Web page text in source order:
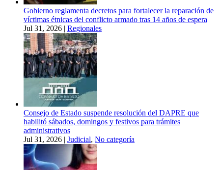
Gobierno reglamenta decretos para fortalecer la reparación de
víctimas étnicas del conflicto armado tras 14 años de espera
Jul 31, 2026 | Regionales
Consejo de Estado suspende resolución del DAPRE que
habilitó sábados, domingos y festivos para trámites
administrativos
Jul 31, 2026 | Judicial, No categoría